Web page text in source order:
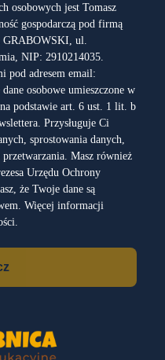
osobowych jest Tomasz
gospodarczą pod firmą
ul.
NIP: 2910214035.
pod adresem email:
osobowe umieszczone w
podstawie art. 6 ust. 1 lit. b
Przysługuje Ci
sprostowania danych,
Masz również
Urzędu Ochrony
że Twoje dane są
Więcej informacji